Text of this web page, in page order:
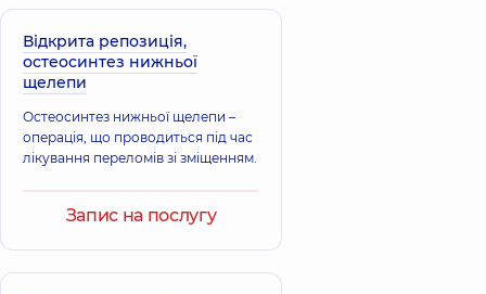
Відкрита репозиція,
остеосинтез нижньої
щелепи
Остеосинтез нижньої щелепи –
операція, що проводиться під час
лікування переломів зі зміщенням.
Запис на послугу